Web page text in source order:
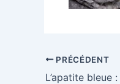
PRÉCÉDENT
L’apatite bleue